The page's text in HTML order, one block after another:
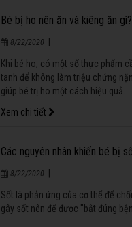
Bé bị ho nên ăn và kiêng ăn gì?
8/22/2020
Khi bé ho, có một số thực phẩm
tanh để không làm triệu chứng
giúp bé trị ho một cách hiệu quả.
Xem chi tiết
Các nguyên nhân khiến bé bị
8/22/2020
Sốt là phản ứng của cơ thể để
gây sốt nên để được "bắt đúng